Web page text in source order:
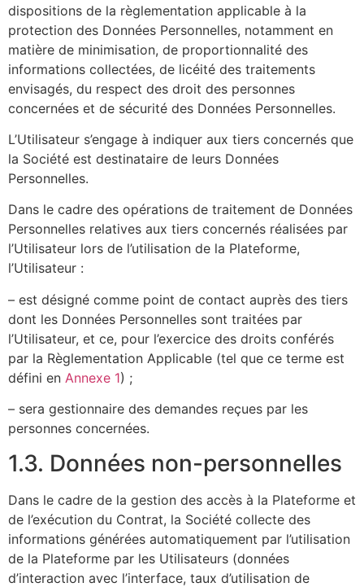
dispositions de la règlementation applicable à la
protection des Données Personnelles, notamment en
matière de minimisation, de proportionnalité des
informations collectées, de licéité des traitements
envisagés, du respect des droit des personnes
concernées et de sécurité des Données Personnelles.
L’Utilisateur s’engage à indiquer aux tiers concernés que
la Société est destinataire de leurs Données
Personnelles.
Dans le cadre des opérations de traitement de Données
Personnelles relatives aux tiers concernés réalisées par
l’Utilisateur lors de l’utilisation de la Plateforme,
l’Utilisateur :
– est désigné comme point de contact auprès des tiers
dont les Données Personnelles sont traitées par
l’Utilisateur, et ce, pour l’exercice des droits conférés
par la Règlementation Applicable (tel que ce terme est
défini en Annexe 1) ;
– sera gestionnaire des demandes reçues par les
personnes concernées.
1.3. Données non-personnelles
Dans le cadre de la gestion des accès à la Plateforme et
de l’exécution du Contrat, la Société collecte des
informations générées automatiquement par l’utilisation
de la Plateforme par les Utilisateurs (données
d’interaction avec l’interface, taux d’utilisation de